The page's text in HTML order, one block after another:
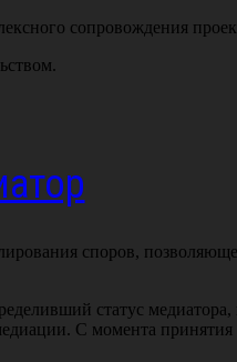
сопровождения
споров,
статус
С момента